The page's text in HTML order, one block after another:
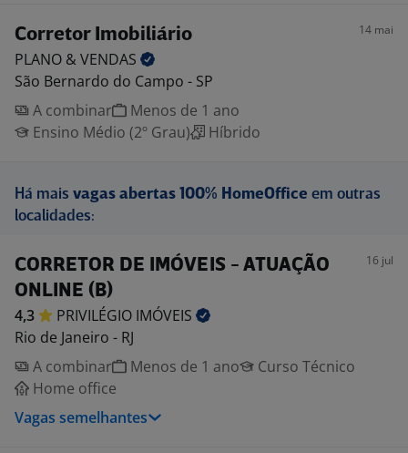
Corretor Imobiliário 14 mai
PLANO & VENDAS
São Bernardo do Campo - SP
A combinar
Menos de 1 ano
Ensino Médio (2º Grau)
Híbrido
Há mais vagas abertas 100% HomeOffice em outras
localidades:
CORRETOR DE IMÓVEIS - ATUAÇÃO
ONLINE (B)
16 jul
4,3 PRIVILÉGIO IMÓVEIS
Rio de Janeiro - RJ
A combinar
Menos de 1 ano
Curso Técnico
Home office
Vagas semelhantes